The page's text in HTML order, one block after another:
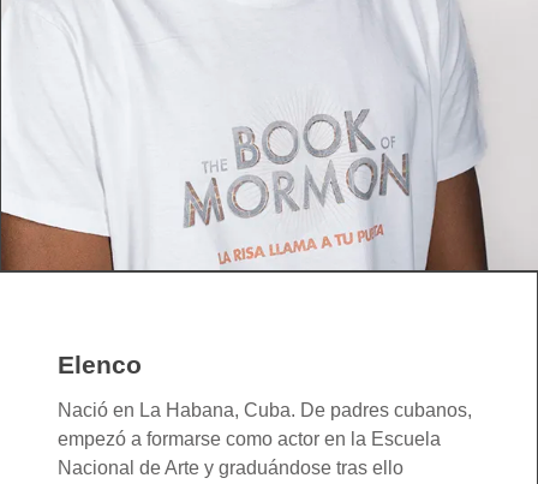
Elenco
Nació en La Habana, Cuba. De padres cubanos,
empezó a formarse como actor en la Escuela
Nacional de Arte y graduándose tras ello